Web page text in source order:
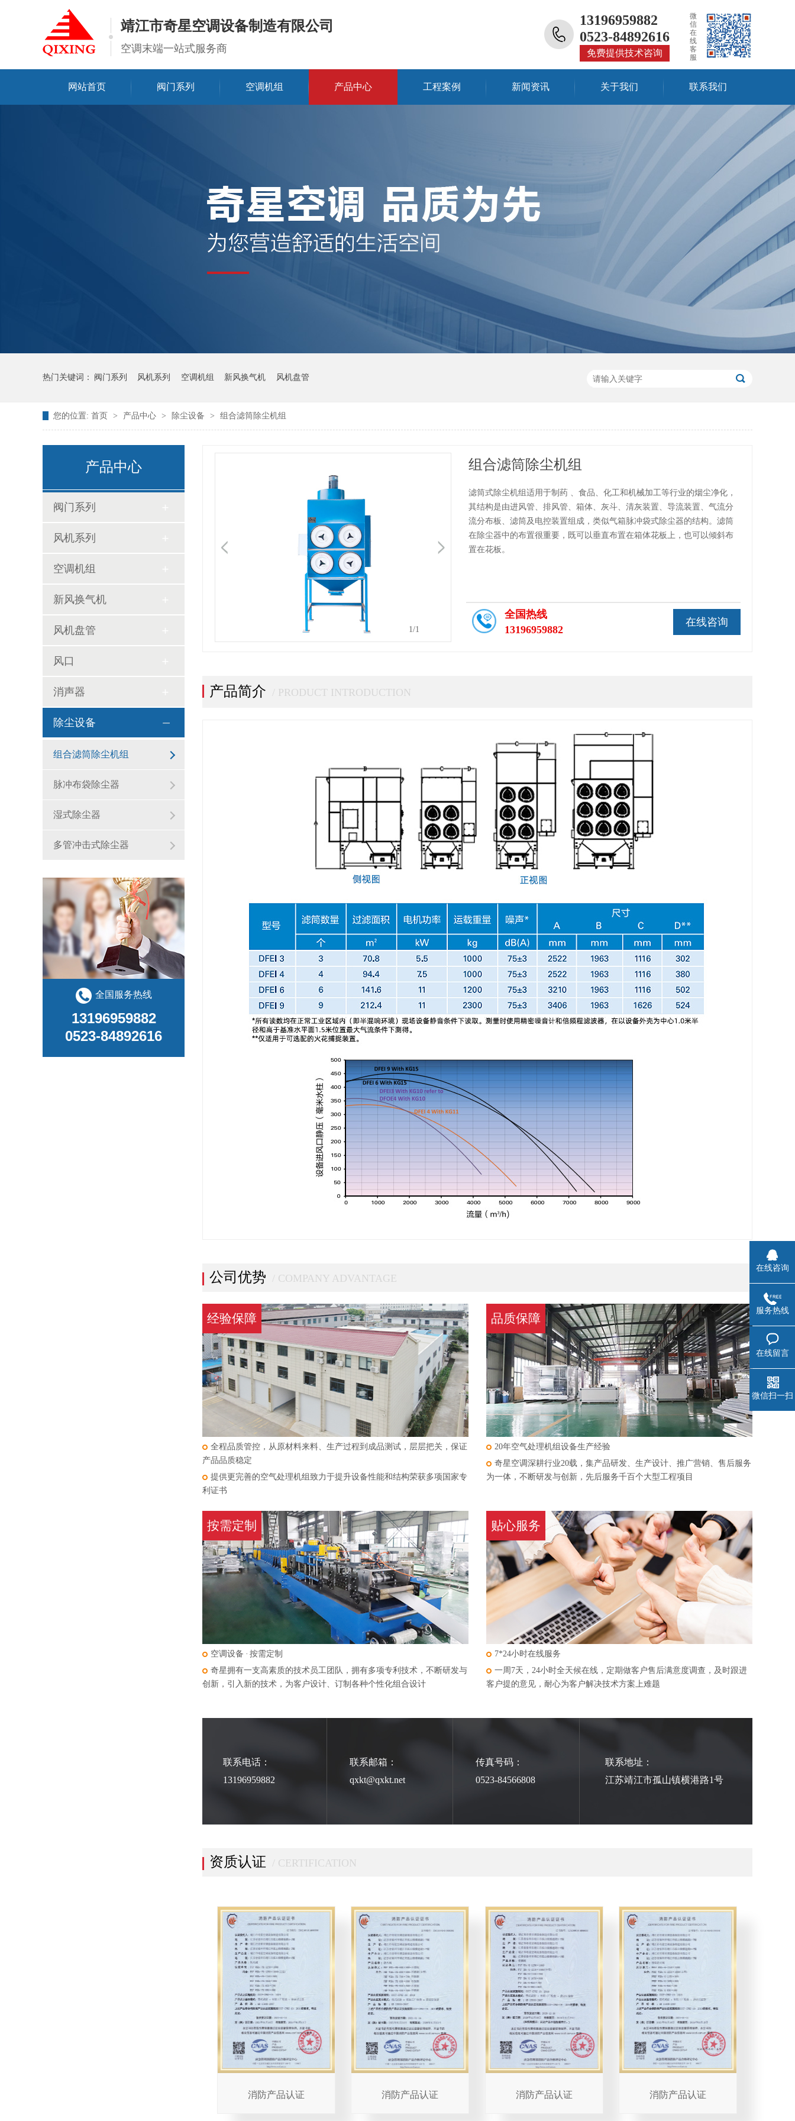
靖江市奇星空调设备制造有限公司
空调末端一站式服务商
13196959882
0523-84892616
免费提供技术咨询
微
信
在
线
客
服
网站首页 阀门系列 空调机组 产品中心 工程案例 新闻资讯 关于我们 联系我们
热门关键词： 阀门系列 风机系列 空调机组 新风换气机 风机盘管
您的位置: 首页 > 产品中心 > 除尘设备 > 组合滤筒除尘机组
产品中心
阀门系列
风机系列
空调机组
新风换气机
风机盘管
风口
消声器
除尘设备
组合滤筒除尘机组
脉冲布袋除尘器
湿式除尘器
多管冲击式除尘器
全国服务热线
13196959882
0523-84892616
1/1
组合滤筒除尘机组
滤筒式除尘机组适用于制药 、食品、化工和机械加工等行业的烟尘净化，
其结构是由进风管、排风管、箱体、灰斗、清灰装置、导流装置、气流分
流分布板、滤筒及电控装置组成，类似气箱脉冲袋式除尘器的结构。滤筒
在除尘器中的布置很重要，既可以垂直布置在箱体花板上，也可以倾斜布
置在花板。
在线咨询
全国热线
13196959882
产品简介 / PRODUCT INTRODUCTION
公司优势 / COMPANY ADVANTAGE
全程品质管控，从原材料来料、生产过程到成品测试，层层把关，保证
产品品质稳定
提供更完善的空气处理机组致力于提升设备性能和结构荣获多项国家专
利证书
经验保障
20年空气处理机组设备生产经验
奇星空调深耕行业20载，集产品研发、生产设计、推广营销、售后服务
为一体，不断研发与创新，先后服务千百个大型工程项目
品质保障
空调设备 · 按需定制
奇星拥有一支高素质的技术员工团队，拥有多项专利技术，不断研发与
创新，引入新的技术，为客户设计、订制各种个性化组合设计
按需定制
7*24小时在线服务
一周7天，24小时全天候在线，定期做客户售后满意度调查，及时跟进
客户提的意见，耐心为客户解决技术方案上难题
贴心服务
联系电话：
13196959882
联系邮箱：
qxkt@qxkt.net
传真号码：
0523-84566808
联系地址：
江苏靖江市孤山镇横港路1号
资质认证 / CERTIFICATION
消防产品认证 消防产品认证 消防产品认证 消防产品认证
在线咨询
服务热线
在线留言
微信扫一扫